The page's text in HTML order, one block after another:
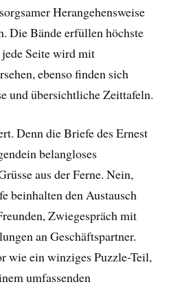
Herangehensweise
Die Bände erfüllen höchste
Seite wird mit
ebenso finden sich
und übersichtliche Zeittafeln.
Denn die Briefe des Ernest
belangloses
aus der Ferne. Nein,
beinhalten den Austausch
Zwiegespräch mit
an Geschäftspartner.
wie ein winziges Puzzle-Teil,
umfassenden